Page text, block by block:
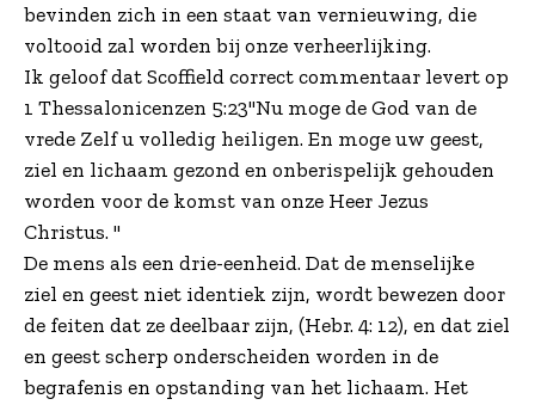
bevinden zich in een staat van vernieuwing, die
voltooid zal worden bij onze verheerlijking.
Ik geloof dat Scoffield correct commentaar levert op
1 Thessalonicenzen 5:23"Nu moge de God van de
vrede Zelf u volledig heiligen. En moge uw geest,
ziel en lichaam gezond en onberispelijk gehouden
worden voor de komst van onze Heer Jezus
Christus. "
De mens als een drie-eenheid. Dat de menselijke
ziel en geest niet identiek zijn, wordt bewezen door
de feiten dat ze deelbaar zijn, (Hebr. 4: 12), en dat ziel
en geest scherp onderscheiden worden in de
begrafenis en opstanding van het lichaam. Het